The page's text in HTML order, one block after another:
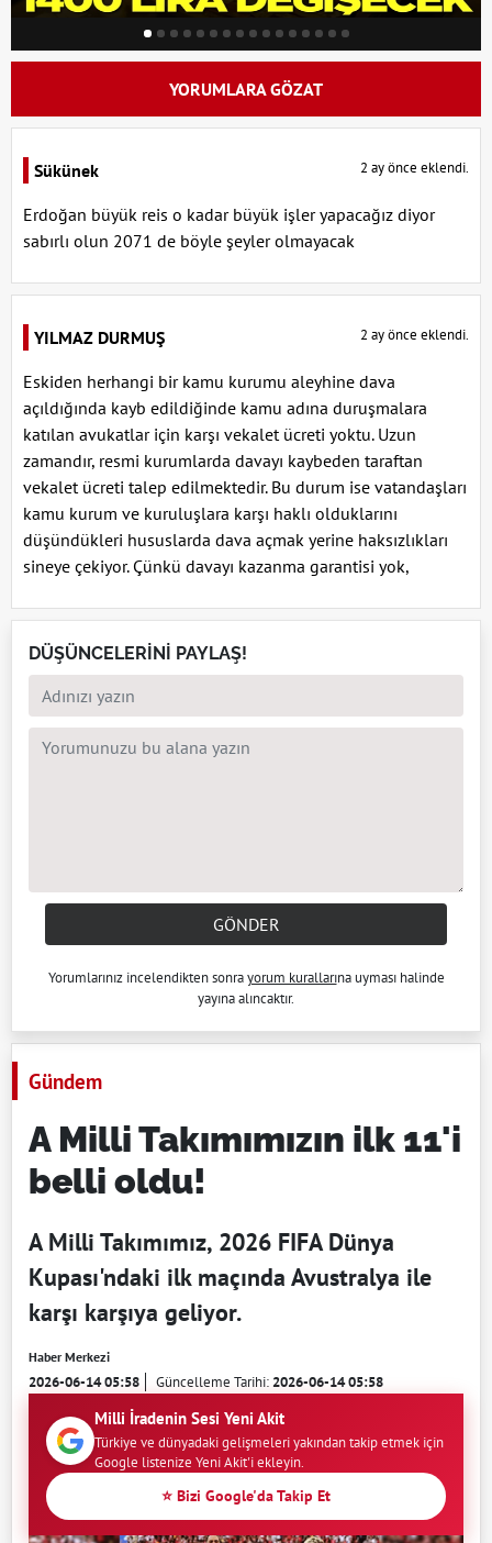
YORUMLARA GÖZAT
Sükünek 2 ay önce eklendi.
Erdoğan büyük reis o kadar büyük işler yapacağız diyor
sabırlı olun 2071 de böyle şeyler olmayacak
YILMAZ DURMUŞ 2 ay önce eklendi.
Eskiden herhangi bir kamu kurumu aleyhine dava
açıldığında kayb edildiğinde kamu adına duruşmalara
katılan avukatlar için karşı vekalet ücreti yoktu. Uzun
zamandır, resmi kurumlarda davayı kaybeden taraftan
vekalet ücreti talep edilmektedir. Bu durum ise vatandaşları
kamu kurum ve kuruluşlara karşı haklı olduklarını
düşündükleri hususlarda dava açmak yerine haksızlıkları
sineye çekiyor. Çünkü davayı kazanma garantisi yok,
DÜŞÜNCELERİNİ PAYLAŞ!
GÖNDER
Yorumlarınız incelendikten sonrayorum kurallarına uyması halinde
yayına alıncaktır.
Gündem
A Milli Takımımızın ilk 11'i
belli oldu!
A Milli Takımımız, 2026 FIFA Dünya
Kupası'ndaki ilk maçında Avustralya ile
karşı karşıya geliyor.
Haber Merkezi
2026-06-14 05:58 Güncelleme Tarihi:2026-06-14 05:58
Milli İradenin Sesi Yeni Akit
Türkiye ve dünyadaki gelişmeleri yakından takip etmek için
Google listenize Yeni Akit'i ekleyin.
⭐ Bizi Google'da Takip Et